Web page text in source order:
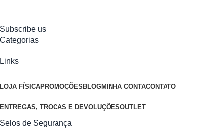
Subscribe us
Categorias
Links
LOJA FÍSICAPROMOÇÕES BLOGMINHA CONTACONTATO
ENTREGAS, TROCAS E DEVOLUÇÕESOUTLET
Selos de Segurança